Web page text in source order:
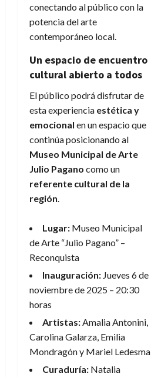
conectando al público con la
potencia del arte
contemporáneo local.
Un espacio de encuentro
cultural abierto a todos
El público podrá disfrutar de
esta experiencia estética y
emocional en un espacio que
continúa posicionando al
Museo Municipal de Arte
Julio Pagano como un
referente cultural de la
región
Lugar: Museo Municipal
de Arte “Julio Pagano” –
Reconquista
Inauguración: Jueves 6 de
noviembre de 2025 – 20:30
horas
Artistas: Amalia Antonini,
Carolina Galarza, Emilia
Mondragón y Mariel Ledesma
Curaduría: Natalia